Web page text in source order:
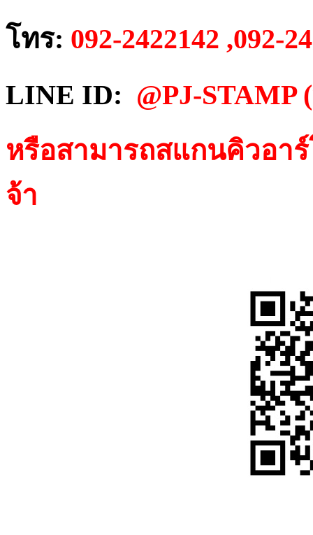
โทร: 092-2422142 ,092-
LINE ID: @PJ-
หรือสามารถสแกนคิวอา
จ้า